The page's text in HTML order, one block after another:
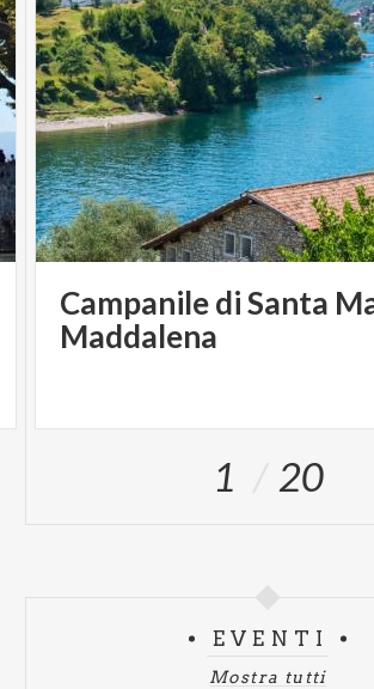
Campanile di Santa
Maddalena
1 20
EVENTI
Mostra tutti